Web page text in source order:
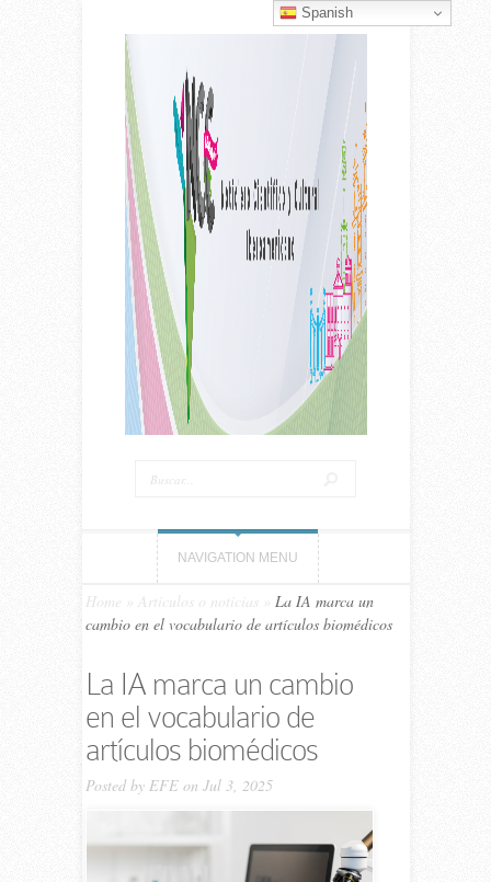
NAVIGATION MENU
Home Artículos o noticias
La IA marca un
cambio en el vocabulario de artículos biomédicos
La IA marca un cambio
en el vocabulario de
artículos biomédicos
Posted by EFEon Jul 3, 2025
Spanish